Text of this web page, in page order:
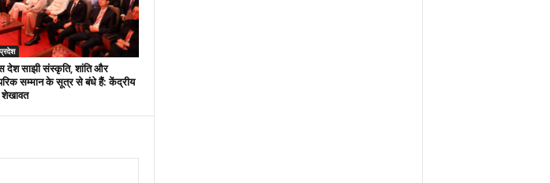
देश साझी संस्कृति, शांति और
सम्मान के सूत्र से बंधे हैं: केंद्रीय
शेखावत